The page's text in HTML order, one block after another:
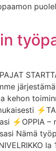
kehon
⚡OPPIA –
Nämä
la